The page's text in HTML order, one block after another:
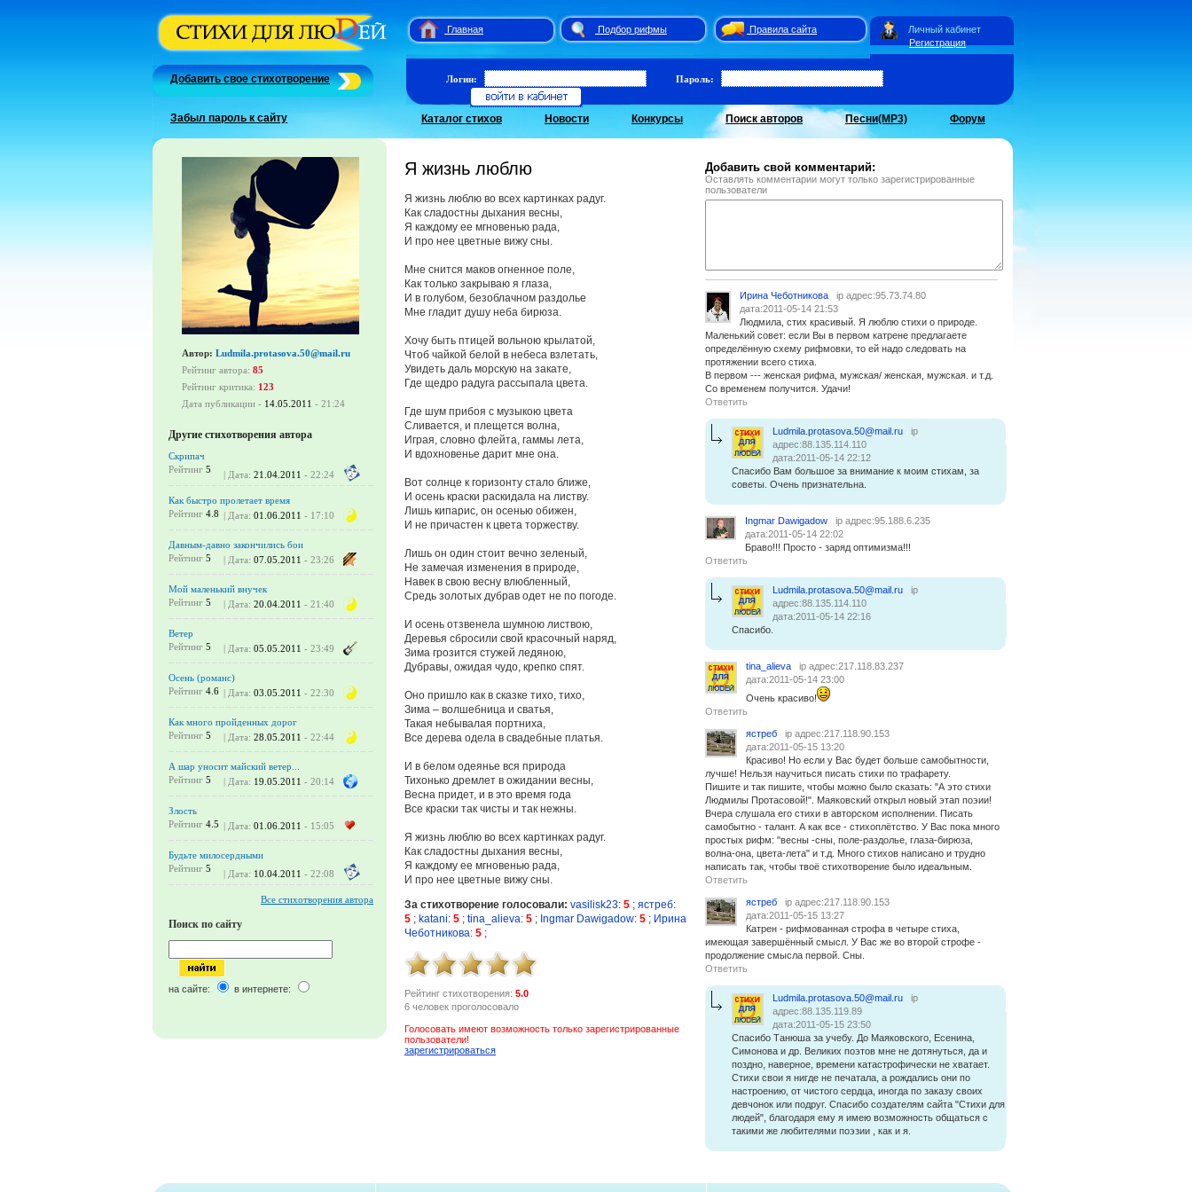
Главная Подбор рифмы
Правила сайта
Регистрация
Личный кабинет
Добавить свое стихотворение
Забыл пароль к сайту
Логин: Пароль:
Каталог стихов Новости Конкурсы Поиск авторов Песни(MP3) Форум
Автор: Ludmila.protasova.50@mail.ru
Рейтинг автора: 85
Рейтинг критика: 123
Дата публикации - 14.05.2011 - 21:24
Другие стихотворения автора
Скрипач
Рейтинг 5 | Дата: 21.04.2011 - 22:24
Как быстро пролетает время
Рейтинг 4.8 | Дата: 01.06.2011 - 17:10
Давным-давно закончились бои
Рейтинг 5 | Дата: 07.05.2011 - 23:26
Мой маленький внучек
Рейтинг 5 | Дата: 20.04.2011 - 21:40
Ветер
Рейтинг 5 | Дата: 05.05.2011 - 23:49
Осень (романс)
Рейтинг 4.6 | Дата: 03.05.2011 - 22:30
Как много пройденных дорог
Рейтинг 5 | Дата: 28.05.2011 - 22:44
А шар уносит майский ветер...
Рейтинг 5 | Дата: 19.05.2011 - 20:14
Злость
Рейтинг 4.5 | Дата: 01.06.2011 - 15:05
Будьте милосердными
Рейтинг 5 | Дата: 10.04.2011 - 22:08
Все стихотворения автора
Поиск по сайту
на сайте: в интернете:
Я жизнь люблю
Я жизнь люблю во всех картинках радуг.
Как сладостны дыхания весны,
Я каждому ее мгновенью рада,
И про нее цветные вижу сны.
Мне снится маков огненное поле,
Как только закрываю я глаза,
И в голубом, безоблачном раздолье
Мне гладит душу неба бирюза.
Хочу быть птицей вольною крылатой,
Чтоб чайкой белой в небеса взлетать,
Увидеть даль морскую на закате,
Где щедро радуга рассыпала цвета.
Где шум прибоя с музыкою цвета
Сливается, и плещется волна,
Играя, словно флейта, гаммы лета,
И вдохновенье дарит мне она.
Вот солнце к горизонту стало ближе,
И осень краски раскидала на листву.
Лишь кипарис, он осенью обижен,
И не причастен к цвета торжеству.
Лишь он один стоит вечно зеленый,
Не замечая изменения в природе,
Навек в свою весну влюбленный,
Средь золотых дубрав одет не по погоде.
И осень отзвенела шумною листвою,
Деревья сбросили свой красочный наряд,
Зима грозится стужей ледяною,
Дубравы, ожидая чудо, крепко спят.
Оно пришло как в сказке тихо, тихо,
Зима – волшебница и сватья,
Такая небывалая портниха,
Все дерева одела в свадебные платья.
И в белом одеянье вся природа
Тихонько дремлет в ожидании весны,
Весна придет, и в это время года
Все краски так чисты и так нежны.
Я жизнь люблю во всех картинках радуг.
Как сладостны дыхания весны,
Я каждому ее мгновенью рада,
И про нее цветные вижу сны.
За стихотворение голосовали: vasilisk23: 5 ; ястреб:
5 ; katani: 5 ; tina_alieva: 5 ; Ingmar Dawigadow: 5 ; Ирина
Чеботникова: 5 ;
Рейтинг стихотворения: 5.0
6 человек проголосовало
Голосовать имеют возможность только зарегистрированные
пользователи!
зарегистрироваться
Добавить свой комментарий:
Оставлять комментарии могут только зарегистрированные
пользователи
Ирина Чеботникова
ip адрес:95.73.74.80
дата:2011-05-14 21:53
Людмила, стих красивый. Я люблю стихи о природе.
Маленький совет: если Вы в первом катрене предлагаете
определённую схему рифмовки, то ей надо следовать на
протяжении всего стиха.
В первом --- женская рифма, мужская/ женская, мужская. и т.д.
Со временем получится. Удачи!
Ответить
Ludmila.protasova.50@mail.ru
ip
адрес:88.135.114.110
дата:2011-05-14 22:12
Спасибо Вам большое за внимание к моим стихам, за
советы. Очень признательна.
Ingmar Dawigadow
ip адрес:95.188.6.235
дата:2011-05-14 22:02
Браво!!! Просто - заряд оптимизма!!!
Ответить
Ludmila.protasova.50@mail.ru
ip
адрес:88.135.114.110
дата:2011-05-14 22:16
Спасибо.
tina_alieva
ip адрес:217.118.83.237
дата:2011-05-14 23:00
Очень красиво!
Ответить
ястреб
ip адрес:217.118.90.153
дата:2011-05-15 13:20
Красиво! Но если у Вас будет больше самобытности,
лучше! Нельзя научиться писать стихи по трафарету.
Пишите и так пишите, чтобы можно было сказать: "А это стихи
Людмилы Протасовой!". Маяковский открыл новый этап поэии!
Вчера слушала его стихи в авторском исполнении. Писать
самобытно - талант. А как все - стихоплётство. У Вас пока много
простых рифм: "весны -сны, поле-раздолье, глаза-бирюза,
волна-она, цвета-лета" и т.д. Много стихов написано и трудно
написать так, чтобы твоё стихотворение было идеальным.
Ответить
ястреб
ip адрес:217.118.90.153
дата:2011-05-15 13:27
Катрен - рифмованная строфа в четыре стиха,
имеющая завершённый смысл. У Вас же во второй строфе -
продолжение смысла первой. Сны.
Ответить
Ludmila.protasova.50@mail.ru
ip
адрес:88.135.119.89
дата:2011-05-15 23:50
Спасибо Танюша за учебу. До Маяковского, Есенина,
Симонова и др. Великих поэтов мне не дотянуться, да и
поздно, наверное, времени катастрофически не хватает.
Стихи свои я нигде не печатала, а рождались они по
настроению, от чистого сердца, иногда по заказу своих
девчонок или подруг. Спасибо создателям сайта "Стихи для
людей", благодаря ему я имею возможность общаться с
такими же любителями поэзии , как и я.